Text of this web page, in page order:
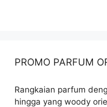
PROMO PARFUM
Rangkaian parfum
hingga yang woody